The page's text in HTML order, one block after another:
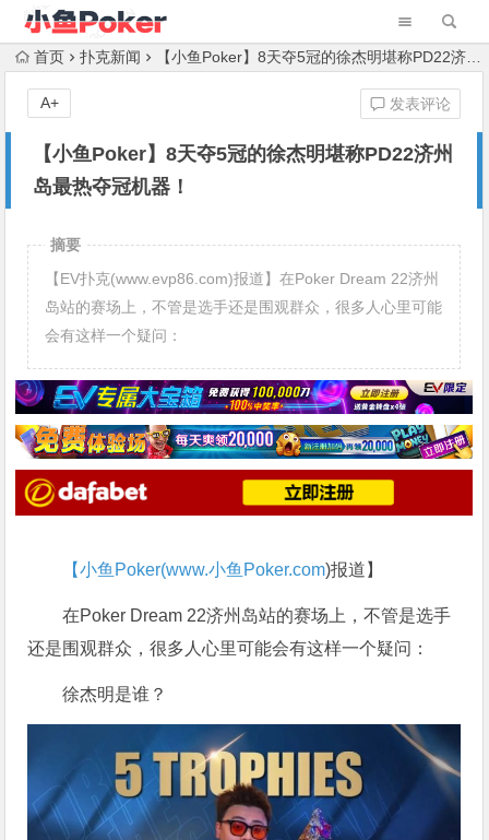
首页 扑克新闻 【小鱼Poker】8天夺5冠的徐杰明堪称PD22济州岛最热夺冠机器！
【小鱼Poker】8天夺5冠的徐杰明堪称PD22济州
岛最热夺冠机器！
发表评论
A+
摘要
【EV扑克(www.evp86.com)报道】在Poker Dream 22济州
岛站的赛场上，不管是选手还是围观群众，很多人心里可能
会有这样一个疑问：
【小鱼Poker(www.小鱼Poker.com)报道】
在Poker Dream 22济州岛站的赛场上，不管是选手
还是围观群众，很多人心里可能会有这样一个疑问：
徐杰明是谁？